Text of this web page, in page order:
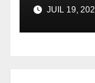
France
JUIL 19,